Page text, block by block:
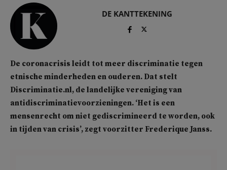
DE KANTTEKENING
De coronacrisis leidt tot meer discriminatie tegen
etnische minderheden en ouderen. Dat stelt
Discriminatie.nl, de landelijke vereniging van
antidiscriminatievoorzieningen. ‘Het is een
mensenrecht om niet gediscrimineerd te worden, ook
in tijden van crisis’, zegt voorzitter Frederique Janss.